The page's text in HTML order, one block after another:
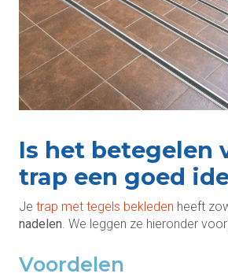
Is het betegelen
trap een goed
Je trap met tegels bekleden heeft
nadelen . We leggen ze hieronder voor
Voordelen